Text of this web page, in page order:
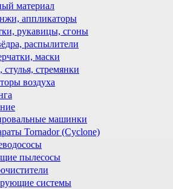
материал
аппликаторы
рукавицы, сгоны
распылители
маски
стулья, стремянки
воздуха
машинки
Tornador (Cyclone)
пылесосы
системы